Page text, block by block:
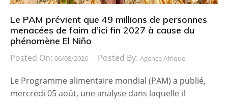
Le PAM prévient que 49 millions de personnes
menacées de faim d’ici fin 2027 à cause du
phénomène El Niño
Posted On: 06/08/2026 Posted By: Agence Afrique
Le Programme alimentaire mondial (PAM) a publié,
mercredi 05 août, une analyse dans laquelle il